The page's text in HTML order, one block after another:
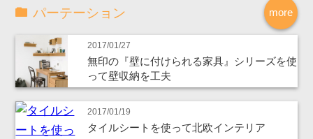
more
パーテーション
2017/01/27
無印の『壁に付けられる家具』シリーズを使
って壁収納を工夫
2017/01/19
タイルシートを使って北欧インテリア